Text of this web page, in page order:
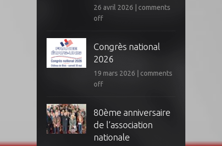
26 avril 2026
comments
off
Congrès national
2026
19 mars 2026
comments
off
80ème anniversaire
de l’association
nationale